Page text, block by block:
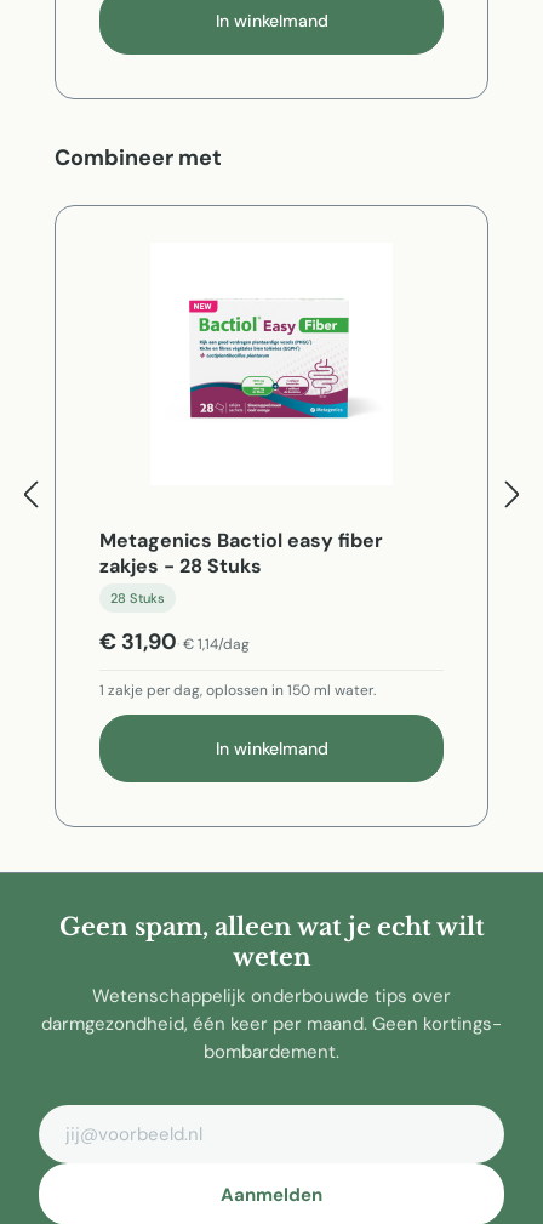
In winkelmand
Productgalerij overslaan
Combineer met
Metagenics Bactiol easy fiber
zakjes - 28 Stuks
28 Stuks
€ 31,90 € 1,14/dag
1 zakje per dag, oplossen in 150 ml water.
In winkelmand
Geen spam, alleen wat je echt wilt
weten
Wetenschappelijk onderbouwde tips over
darmgezondheid, één keer per maand. Geen kortings-
bombardement.
E-mailadres
Aanmelden